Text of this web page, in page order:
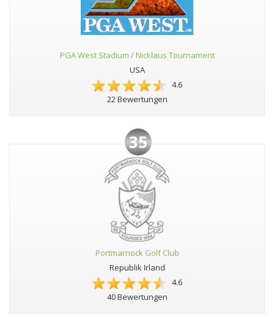
PGA West Stadium / Nicklaus Tournament
USA
4.6
22 Bewertungen
35
Portmarnock Golf Club
Republik Irland
4.6
40 Bewertungen